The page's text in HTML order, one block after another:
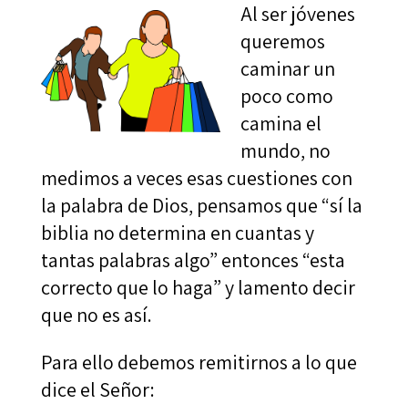
Al ser jóvenes
queremos
caminar un
poco como
camina el
mundo, no
medimos a veces esas cuestiones con
la palabra de Dios, pensamos que “sí la
biblia no determina en cuantas y
tantas palabras algo” entonces “esta
correcto que lo haga” y lamento decir
que no es así.
Para ello debemos remitirnos a lo que
dice el Señor: